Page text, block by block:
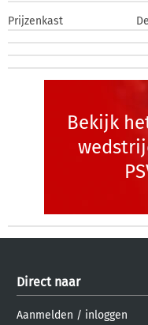
Prijzenkast
Bekijk
Direct naar
Aanmelden / inloggen